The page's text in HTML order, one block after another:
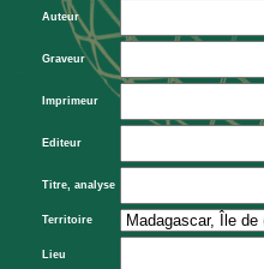
Auteur
Graveur
Imprimeur
Editeur
Titre, analyse
Territoire
Lieu